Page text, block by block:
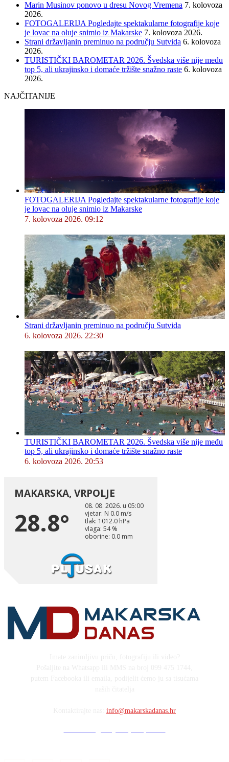
Marin Musinov ponovo u dresu Novog Vremena 7. kolovoza
2026.
FOTOGALERIJA Pogledajte spektakularne fotografije koje
je lovac na oluje snimio iz Makarske 7. kolovoza 2026.
Strani državljanin preminuo na području Sutvida 6. kolovoza
2026.
TURISTIČKI BAROMETAR 2026. Švedska više nije među
top 5, ali ukrajinsko i domaće tržište snažno raste 6. kolovoza
2026.
NAJČITANIJE
FOTOGALERIJA Pogledajte spektakularne fotografije koje
je lovac na oluje snimio iz Makarske
7. kolovoza 2026. 09:12
Strani državljanin preminuo na području Sutvida
6. kolovoza 2026. 22:30
TURISTIČKI BAROMETAR 2026. Švedska više nije među
top 5, ali ukrajinsko i domaće tržište snažno raste
6. kolovoza 2026. 20:53
info@makarskadanas.hr